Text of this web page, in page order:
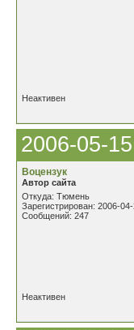
Неактивен
2006-05-
Воцензук
Автор сайта
Откуда: Тюмень
Зарегистрирован: 2006-
Сообщений: 247
Неактивен